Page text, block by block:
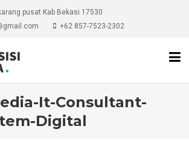
pusat Kab Bekasi 17530
+62 857-7523-2302
It-Consultant-
Digital